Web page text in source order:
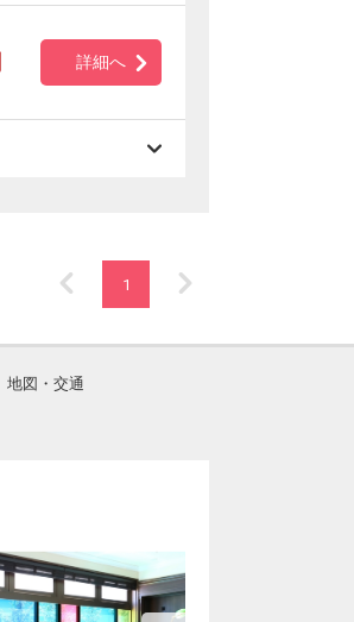
詳細へ
1
地図・交通